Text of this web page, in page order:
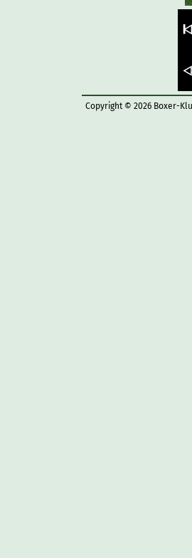
Copyright © 2026 Boxer-